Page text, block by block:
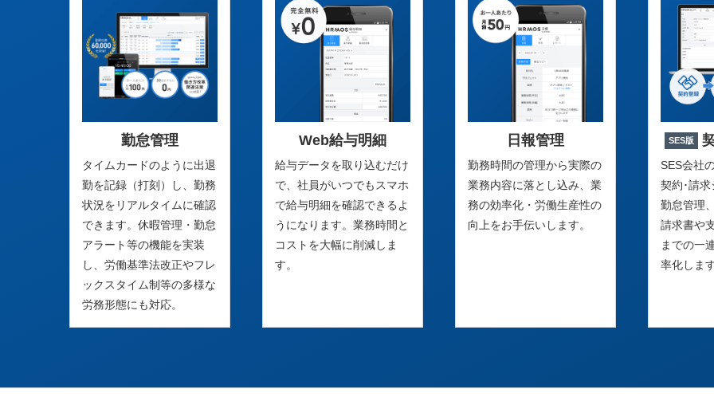
勤怠管理
タイムカードのように出退
勤を記録（打刻）し、勤務
状況をリアルタイムに確認
できます。休暇管理・勤怠
アラート等の機能を実装
し、労働基準法改正やフレ
ックスタイム制等の多様な
労務形態にも対応。
Web給与明細
給与データを取り込むだけ
で、社員がいつでもスマホ
で給与明細を確認できるよ
うになります。業務時間と
コストを大幅に削減しま
す。
日報管理
勤務時間の管理から実際の
業務内容に落とし込み、業
務の効率化・労働生産性の
向上をお手伝いします。
SES版
SES会社
契約･請
勤怠管理
請求書や
までの一
率化しま